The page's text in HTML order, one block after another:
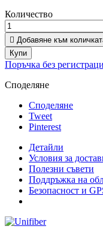
Количество
 Добавяне към
Купи
Поръчка без
Споделяне
Споделяне
Tweet
Pinterest
Детайли
Условия за
Полезни съвети
Поддръжка на
Безопасност и